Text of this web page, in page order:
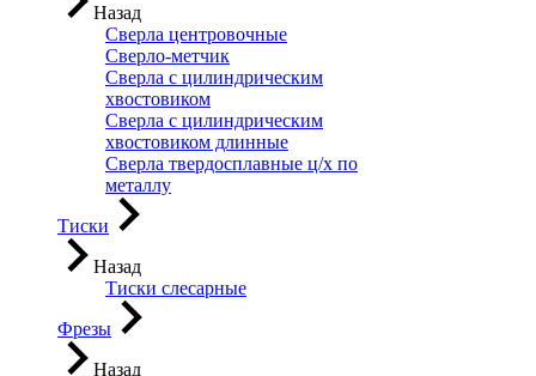
Назад
Сверла центровочные
Сверло-метчик
Сверла с цилиндрическим
хвостовиком
Сверла с цилиндрическим
хвостовиком длинные
Сверла твердосплавные ц/х по
металлу
Тиски
Назад
Тиски слесарные
Фрезы
Назад